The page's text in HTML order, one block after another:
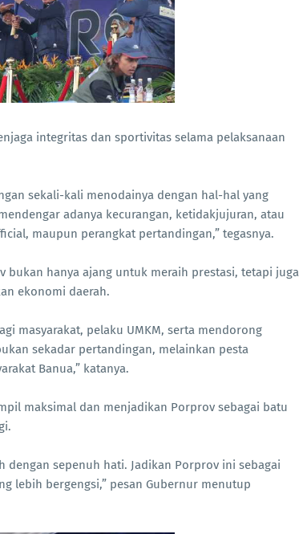
integritas dan sportivitas selama pelaksanaan
sekali-kali menodainya dengan hal-hal yang
adanya kecurangan, ketidakjujuran, atau
maupun perangkat pertandingan,” tegasnya.
bukan hanya ajang untuk meraih prestasi, tetapi juga
ekonomi daerah.
masyarakat, pelaku UMKM, serta mendorong
sekadar pertandingan, melainkan pesta
Banua,” katanya.
maksimal dan menjadikan Porprov sebagai batu
sepenuh hati. Jadikan Porprov ini sebagai
lebih bergengsi,” pesan Gubernur menutup